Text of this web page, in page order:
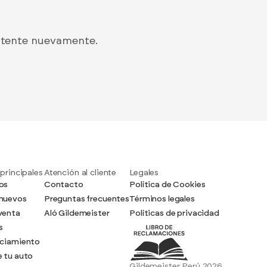
nuevamente.
tu auto
Atención al cliente
Contacto
Preguntas frecuentes
Aló Gildemeister
Legales
Política de Cookies
Términos legales
Políticas de privacidad